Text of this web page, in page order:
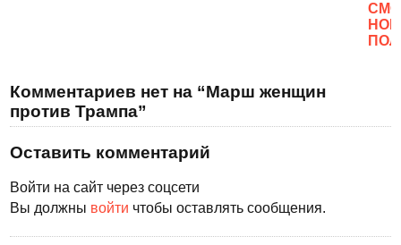
Комментариев нет на “Марш женщин
против Трампа”
Оставить комментарий
Войти на сайт через соцсети
Вы должны войти чтобы оставлять сообщения.